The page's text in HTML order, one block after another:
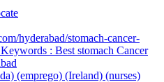
hyderabad/stomach-cancer-
: Best stomach Cancer
(emprego) (Ireland) (nurses)